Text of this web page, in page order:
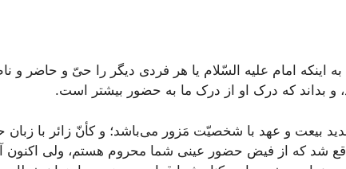
امام علیه السّلام یا هر فردی دیگر را حیّ و حاضر و
و بداند که درک او از درک ما به حضور بیشتر است.
بیعت و عهد با شخصیّت مَزور می‌باشد؛ و کأنّ زائر با
شد که از فیض حضور عینی شما محروم هستم، ولی اکنون